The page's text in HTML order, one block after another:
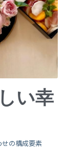
い幸
せの構成要素